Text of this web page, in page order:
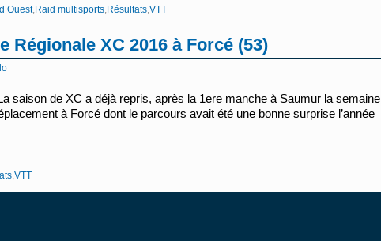
Ouest, Raid multisports Résultats VTT
Régionale XC 2016 à Forcé (53)
saison de XC a déjà repris, après la 1ere manche à Saumur la semaine
à Forcé dont le parcours avait été une bonne surprise l’année
VTT